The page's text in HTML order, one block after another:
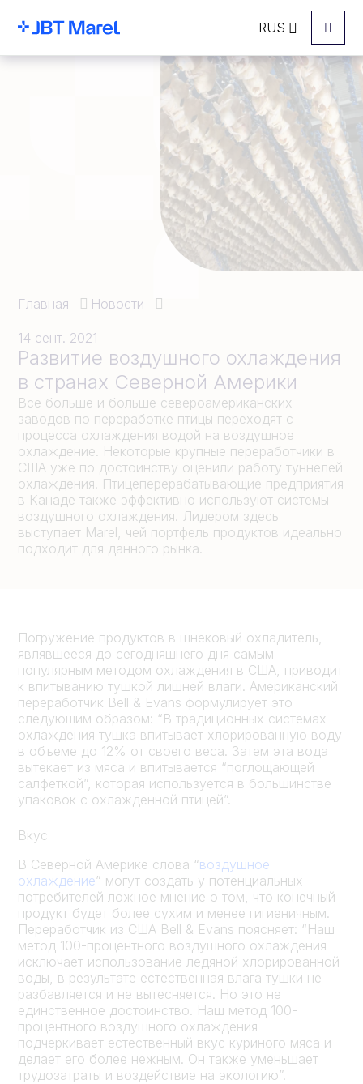
RUS Menu
Главная Новости
14 сент. 2021
Развитие воздушного охлаждения
в странах Северной Америки
Все больше и больше североамериканских
заводов по переработке птицы переходят с
процесса охлаждения водой на воздушное
охлаждение. Некоторые крупные переработчики в
США уже по достоинству оценили работу туннелей
охлаждения. Птицеперерабатывающие предприятия
в Канаде также эффективно используют системы
воздушного охлаждения. Лидером здесь
выступает Marel, чей портфель продуктов идеально
подходит для данного рынка.
Погружение продуктов в шнековый охладитель,
являвшееся до сегодняшнего дня самым
популярным методом охлаждения в США, приводит
к впитыванию тушкой лишней влаги. Американский
переработчик Bell & Evans формулирует это
следующим образом: “В традиционных системах
охлаждения тушка впитывает хлорированную воду
в объеме до 12% от своего веса. Затем эта вода
вытекает из мяса и впитывается “поглощающей
салфеткой”, которая используется в большинстве
упаковок с охлажденной птицей”.
Вкус
В Северной Америке слова “воздушное
охлаждение” могут создать у потенциальных
потребителей ложное мнение о том, что конечный
продукт будет более сухим и менее гигиеничным.
Переработчик из США Bell & Evans поясняет: “Наш
метод 100-процентного воздушного охлаждения
исключает использование ледяной хлорированной
воды, в результате естественная влага тушки не
разбавляется и не вытесняется. Но это не
единственное достоинство. Наш метод 100-
процентного воздушного охлаждения
подчеркивает естественный вкус куриного мяса и
делает его более нежным. Он также уменьшает
трудозатраты и воздействие на экологию”.